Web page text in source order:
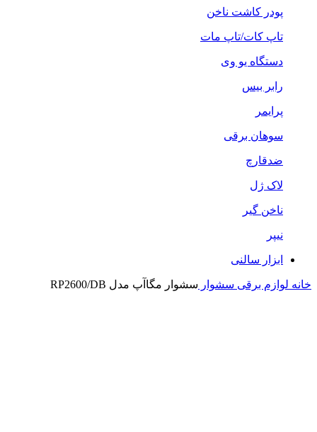
پودر کاشت ناخن
تاپ کات/تاپ مات
دستگاه یو وی
رابر بیس
پرایمر
سوهان برقی
ضدقارچ
لاک ژل
ناخن گیر
نیپر
ابزار سالنی
خانه لوازم برقی سشوار سشوار مگاآپ مدل RP2600/DB